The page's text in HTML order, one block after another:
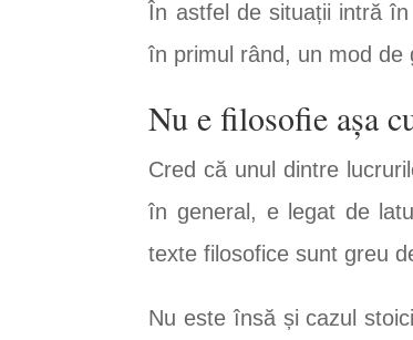
În astfel de situații intră
în primul rând, un mod de
Nu e filosofie așa
Cred că unul dintre
în general, e legat de
texte filosofice sunt greu
Nu este însă și cazul